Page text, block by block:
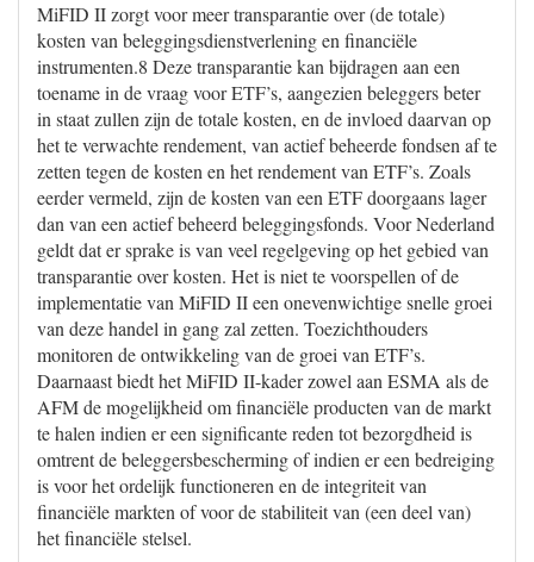
MiFID II zorgt voor meer transparantie over (de totale)
kosten van beleggingsdienstverlening en financiële
instrumenten.8 Deze transparantie kan bijdragen aan een
toename in de vraag voor ETF’s, aangezien beleggers beter
in staat zullen zijn de totale kosten, en de invloed daarvan op
het te verwachte rendement, van actief beheerde fondsen af te
zetten tegen de kosten en het rendement van ETF’s. Zoals
eerder vermeld, zijn de kosten van een ETF doorgaans lager
dan van een actief beheerd beleggingsfonds. Voor Nederland
geldt dat er sprake is van veel regelgeving op het gebied van
transparantie over kosten. Het is niet te voorspellen of de
implementatie van MiFID II een onevenwichtige snelle groei
van deze handel in gang zal zetten. Toezichthouders
monitoren de ontwikkeling van de groei van ETF’s.
Daarnaast biedt het MiFID II-kader zowel aan ESMA als de
AFM de mogelijkheid om financiële producten van de markt
te halen indien er een significante reden tot bezorgdheid is
omtrent de beleggersbescherming of indien er een bedreiging
is voor het ordelijk functioneren en de integriteit van
financiële markten of voor de stabiliteit van (een deel van)
het financiële stelsel.